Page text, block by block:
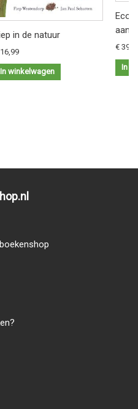
in de natuur
In winkelwagen
€
In